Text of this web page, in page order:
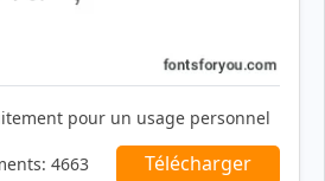
pour un usage personnel
4663 Télécharger